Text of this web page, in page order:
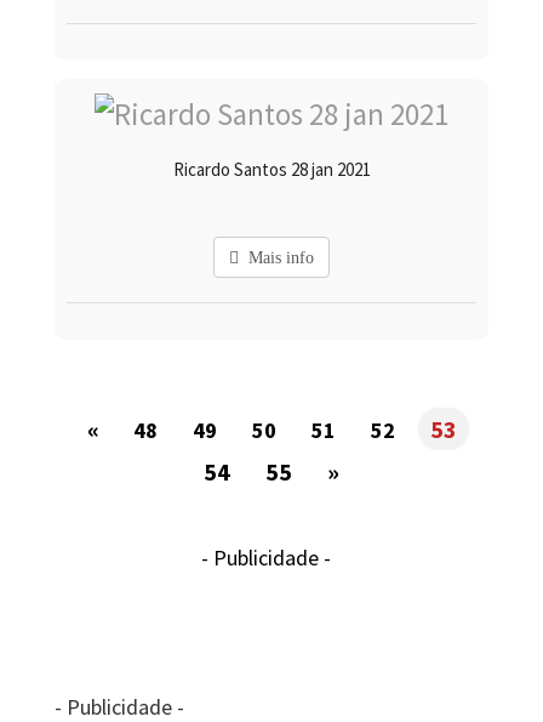
Ricardo Santos 28 jan 2021
Mais info
« 48 49 50 51 52
53
54
55 »
- Publicidade -
- Publicidade -